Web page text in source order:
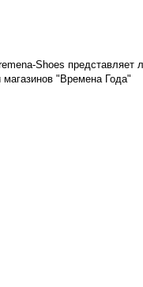
Shoes
магазинов "Времена Года"